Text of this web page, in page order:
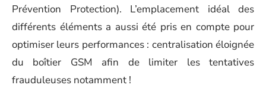
Prévention Protection). L’emplacement idéal des
différents éléments a aussi été pris en compte pour
optimiser leurs performances : centralisation éloignée
du boîtier GSM afin de limiter les tentatives
frauduleuses notamment !